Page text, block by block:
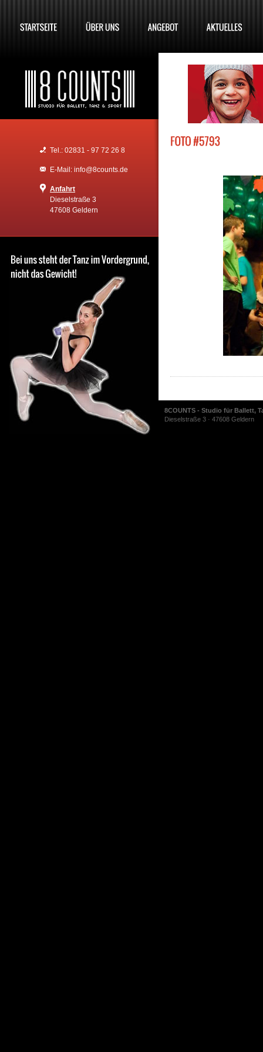
Tel.: 02831 - 97 72 26 8
E-Mail: info@8counts.de
Anfahrt
Dieselstraße 3
47608 Geldern
8COUNTS - Studio für Ballett,
Dieselstraße 3 · 47608 Geldern